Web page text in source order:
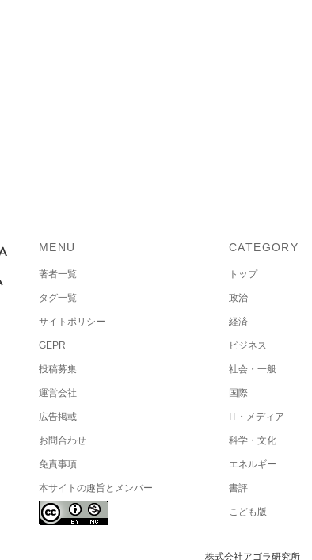
MENU
著者一覧
タグ一覧
サイトポリシー
GEPR
投稿募集
運営会社
広告掲載
お問合わせ
免責事項
本サイトの趣旨とメンバー
CATEGORY
トップ
政治
経済
ビジネス
社会・一般
国際
IT・メディア
科学・文化
エネルギー
書評
こども版
株式会社アゴラ研究所